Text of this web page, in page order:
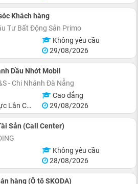
Khách hàng
Tư Bất Động Sản Primo
Không yêu cầu
29/08/2026
Dầu Nhớt Mobil
- Chi Nhánh Đà Nẵng
Cao đẳng
Đà Nẵng
29/08/2026
Sản (Call Center)
Không yêu cầu
28/08/2026
hàng (Ô tô SKODA)